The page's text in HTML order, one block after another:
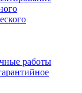
работы